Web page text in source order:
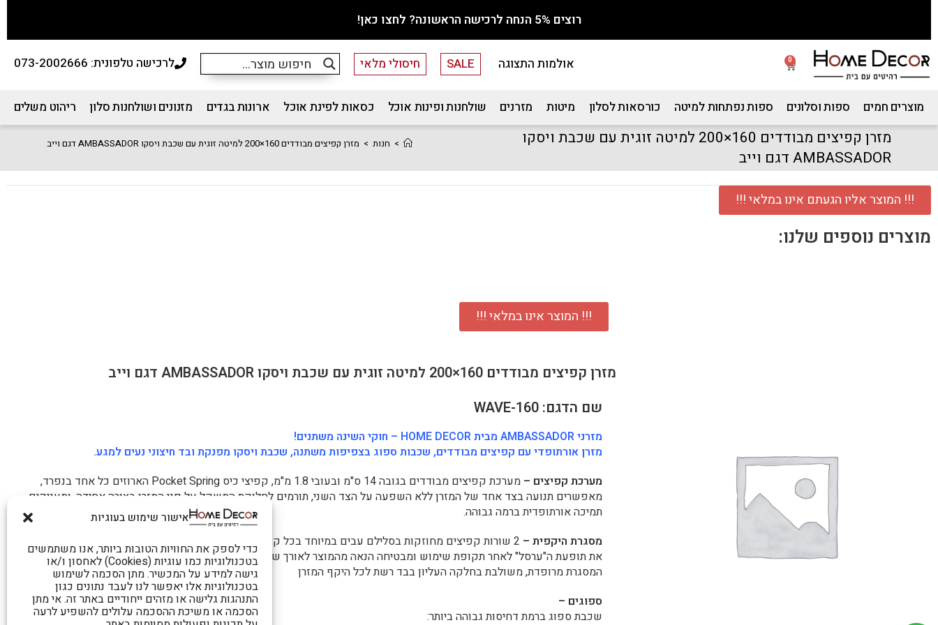
אישור שימוש בעוגיות
כדי לספק את החוויות הטובות ביותר, אנו משתמשים
בטכנולוגיות כמו עוגיות (Cookies) לאחסון ו/או
גישה למידע על המכשיר. מתן הסכמה לשימוש
בטכנולוגיות אלו יאפשר לנו לעבד נתונים כגון
התנהגות גלישה או מזהים ייחודיים באתר זה. אי מתן
הסכמה או משיכת ההסכמה עלולים להשפיע לרעה
רוצים 5% הנחה לרכישה הראשונה? לחצו כאן!
0 אולמות התצוגה SALE חיסולי מלאי לרכישה טלפונית: 073-2002666
מוצרים חמים ספות וסלונים ספות נפתחות למיטה כורסאות לסלון מיטות מזרנים שולחנות ופינות אוכל כסאות לפינת אוכל ארונות בגדים מזנונים ושולחנות סלון ריהוט משלים
מזרן קפיצים מבודדים 160×200 למיטה זוגית עם שכבת ויסקו
AMBASSADOR דגם וייב
> חנות > מזרן קפיצים מבודדים 160×200 למיטה זוגית עם שכבת ויסקו AMBASSADOR דגם וייב
!!! המוצר אליו הגעתם אינו במלאי !!!
מוצרים נוספים שלנו:
!!! המוצר אינו במלאי !!!
מזרן קפיצים מבודדים 160×200 למיטה זוגית עם שכבת ויסקו AMBASSADOR דגם וייב
שם הדגם: WAVE-160
מזרניAMBASSADOR מביתHOME DECOR – חוקי השינה משתנים!
מזרן אורתופדי עם קפיצים מבודדים, שכבות ספוג בצפיפות משתנה, שכבת ויסקו מפנקת ובד חיצוני נעים למגע.
מערכת קפיצים –
מערכת קפיצים מבודדים בגובה 14 ס"מ ובעובי 1.8 מ"מ, קפיצי כיס Pocket Spring הארוזים כל אחד בנפרד,
מאפשרים תנועה בצד אחד של המזרן ללא השפעה על הצד השני, תורמים לחלוקת המשקל על פני המזרן בצורה אחידה, ומעניקים
תמיכה אורתופדית ברמה גבוהה.
מסגרת היקפית –
2 שורות קפיצים מחוזקות בסלילם עבים במיוחד בכל קצוות המזרן, מעניקות תמיכה היקפית מחוזקת, מונעת
את תופעת ה"ערסל" לאחר תקופת שימוש ומבטיחה הנאה מהמוצר לאורך שנים.
המסגרת מרופדת, משולבת בחלקה העליון בבד רשת לכל היקף המזרן
ספוגים –
שכבת ספוג ברמת דחיסות גבוהה ביותר: